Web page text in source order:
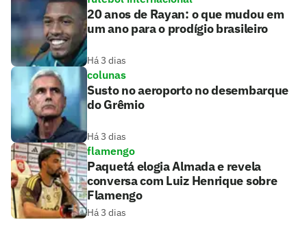
20 anos de Rayan: o que mudou em
um ano para o prodígio brasileiro
Há 3 dias
colunas
Susto no aeroporto no desembarque
do Grêmio
Há 3 dias
flamengo
Paquetá elogia Almada e revela
conversa com Luiz Henrique sobre
Flamengo
Há 3 dias